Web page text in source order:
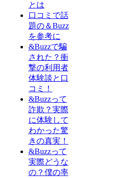
とは
口コミで話
題の＆Buzz
を参考に
&Buzzで騙
された？衝
撃の利用者
体験談と口
コミ！
&Buzzって
詐欺？実際
に体験して
わかった驚
きの真実！
&Buzzって
実際どうな
の？僕の率